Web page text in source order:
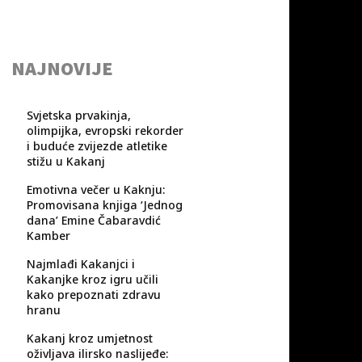
NAJNOVIJE
Svjetska prvakinja,
olimpijka, evropski rekorder
i buduće zvijezde atletike
stižu u Kakanj
Emotivna večer u Kaknju:
Promovisana knjiga ‘Jednog
dana’ Emine Čabaravdić
Kamber
Najmlađi Kakanjci i
Kakanjke kroz igru učili
kako prepoznati zdravu
hranu
Kakanj kroz umjetnost
oživljava ilirsko naslijeđe: